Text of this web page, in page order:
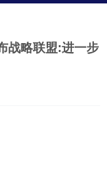
战略联盟:进一步